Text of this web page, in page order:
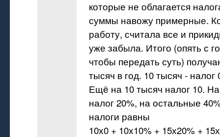
которые не облагается
суммы навожу примерные.
работу, считала все и
уже забыла. Итого (опять с
чтобы передать суть)
тысяч в год. 10 тысяч - налог
Ещё на 10 тысяч налог 10.
налог 20%, на остальные
налоги равны
10х0 + 10х10% + 15х20% +